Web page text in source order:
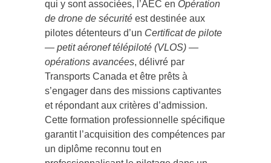
qui y sont associées, l’AEC en Opération
de drone de sécurité est destinée aux
pilotes détenteurs d’un Certificat de pilote
— petit aéronef télépiloté (VLOS) —
opérations avancées, délivré par
Transports Canada et être prêts à
s’engager dans des missions captivantes
et répondant aux critères d’admission.
Cette formation professionnelle spécifique
garantit l’acquisition des compétences par
un diplôme reconnu tout en